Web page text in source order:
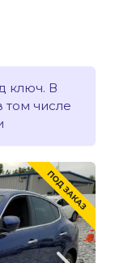
ключ. В
том числе